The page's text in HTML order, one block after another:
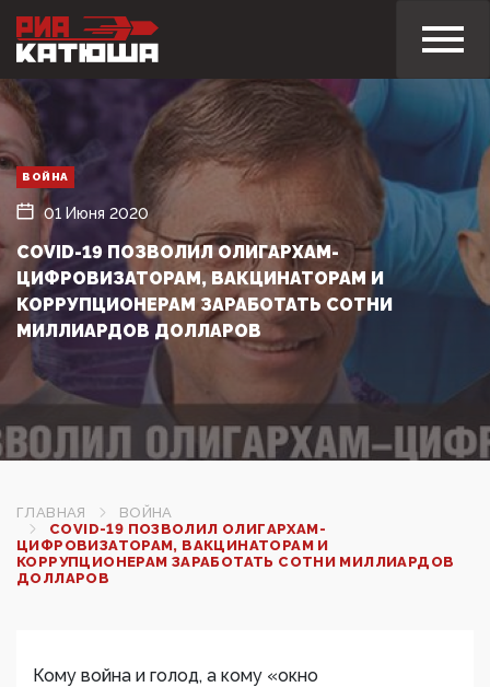
ВОЙНА
01 Июня 2020
COVID-19 ПОЗВОЛИЛ ОЛИГАРХАМ-
ЦИФРОВИЗАТОРАМ, ВАКЦИНАТОРАМ И
КОРРУПЦИОНЕРАМ ЗАРАБОТАТЬ СОТНИ
МИЛЛИАРДОВ ДОЛЛАРОВ
ГЛАВНАЯ
ВОЙНА
COVID-19 ПОЗВОЛИЛ ОЛИГАРХАМ-
ЦИФРОВИЗАТОРАМ, ВАКЦИНАТОРАМ И
КОРРУПЦИОНЕРАМ ЗАРАБОТАТЬ СОТНИ МИЛЛИАРДОВ
ДОЛЛАРОВ
Кому война и голод, а кому «окно